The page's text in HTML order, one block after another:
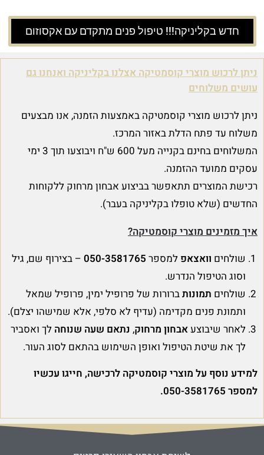
חדש בקליניקה!!! טיפול פנים מתקדם עם אקסוזום
ניתן לרכוש מוצרי קוסמטיקה אצלנו בקליניקה ואנחנו גם
עושים משלוחים
ניתן לרכוש מוצרי קוסמטיקה באמצעות הזמנה, אנו מבצעים
משלוח עד פתח הדלת באזור המרכז.
המשלוחים בחינם בקנייה מעל 600 ש"ח ויבוצעו תוך 3 ימי
עסקים ממועד ההזמנה.
רכישת המוצרים תתאפשר בביצוע אבחון מרחוק ללקוחות
החדשים (שלא טופלו בקליניקה בעבר).
איך מזמינים מוצרי קוסמטיקה?
שולחים וואצאפ למספר 050-3581765 – בצירוף שם, גיל
וסוג הטיפול הנדרש.
שולחים תמונותברורות של פרופיל ימין, פרופיל שמאל
ותמונת פנים מקדימה (עדיף לא סלפי, אלא שמישהו יצלם).
לאחר שיבוצעאבחון מרחוק, נתאם שעה שנוחה לך ואסביר
לך את שיטת הטיפול ואופן השימוש בהתאם לסוג העור.
למידע נוסף על מוצרי קוסמטיקה לרכישה, חייגו עכשיו
למספר 050-3581765.